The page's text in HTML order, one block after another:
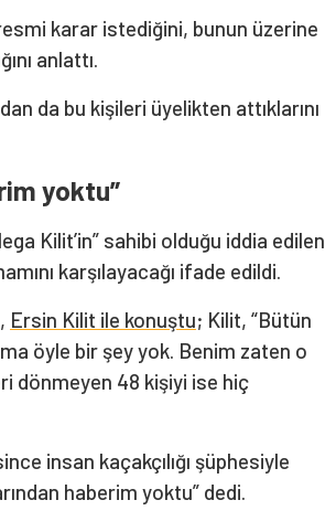
karar istediğini, bunun üzerine
anlattı.
da bu kişileri üyelikten attıklarını
yoktu”
Kilit’in” sahibi olduğu iddia edilen
karşılayacağı ifade edildi.
Ersin Kilit ile konuştu; Kilit, “Bütün
öyle bir şey yok. Benim zaten o
dönmeyen 48 kişiyi ise hiç
insan kaçakçılığı şüphesiyle
haberim yoktu” dedi.